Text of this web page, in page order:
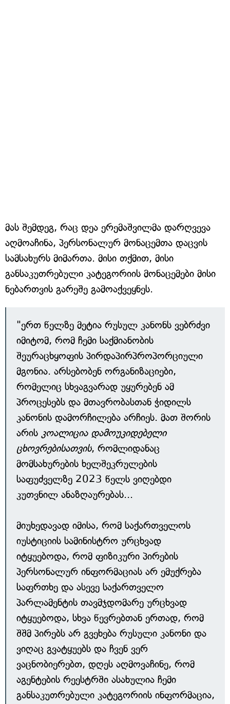
მას შემდეგ, რაც დეა ერემაშვილმა დარღვევა
აღმოაჩინა, პერსონალურ მონაცემთა დაცვის
სამსახურს მიმართა. მისი თქმით, მისი
განსაკუთრებული კატეგორიის მონაცემები მისი
ნებართვის გარეშე გამოაქვეყნეს.
"ერთ წელზე მეტია რუსულ კანონს ვებრძვი
იმიტომ, რომ ჩემი საქმიანობის
შეურაცხყოფის პირდაპირპროპორციული
მგონია. არსებობენ ორგანიზაციები,
რომელიც სხვაგვარად უყურებენ ამ
პროცესებს და მთავრობასთან ჭიდილს
კანონის დამორჩილება არჩიეს. მათ შორის
არის კოალიცია დამოუკიდებელი
ცხოვრებისათვის, რომლიდანაც
მომსახურების ხელშეკრულების
საფუძველზე 2023 წელს ვიღებდი
კუთვნილ ანაზღაურებას...
მიუხედავად იმისა, რომ საქართველოს
იუსტიციის სამინისტრო ურცხვად
იტყუებოდა, რომ ფიზიკური პირების
პერსონალურ ინფორმაციას არ ემუქრება
საფრთხე და ასევე საქართველო
პარლამენტის თავმჯდომარე ურცხვად
იტყუებოდა, სხვა წევრებთან ერთად, რომ
შშმ პირებს არ გვეხება რუსული კანონი და
ვიღაც გვატყუებს და ჩვენ ვერ
ვაცნობიერებთ, დღეს აღმოვაჩინე, რომ
აგენტების რეესტრში ასახულია ჩემი
განსაკუთრებული კატეგორიის ინფორმაცია,